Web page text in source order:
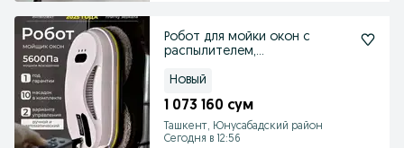
Робот для мойки окон с
распылителем,
стеко
Новый
1 073 160 сум
Ташкент, Юнусабадский район
Сегодня в 12:56